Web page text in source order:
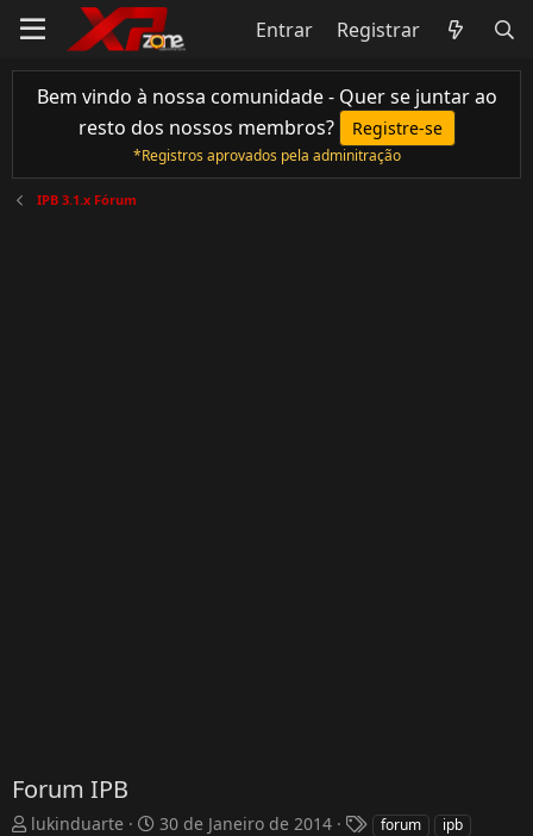
Entrar Registrar
Bem vindo à nossa comunidade - Quer se juntar ao
resto dos nossos membros?
Registre-se
*Registros aprovados pela adminitração
IPB 3.1.x Fórum
Forum IPB
T
lukinduarte
D
30 de Janeiro de 2014
Tforum ipb